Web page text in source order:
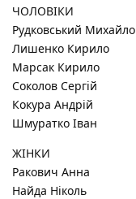
ЧОЛОВІКИ
Рудковський Михайло
Лишенко Кирило
Марсак Кирило
Соколов Сергій
Кокура Андрій
Шмуратко Іван
ЖІНКИ
Ракович Анна
Найда Ніколь